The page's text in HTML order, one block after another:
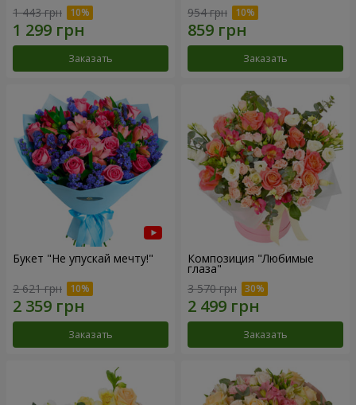
1 443 грн
Заказать
954 грн
Заказать
Букет "Не упускай мечту!"
2 621 грн
Заказать
Композиция "Любимые
глаза"
3 570 грн
Заказать